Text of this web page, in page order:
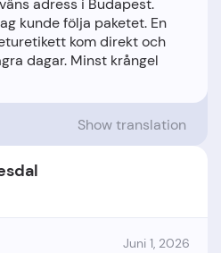
adress i Budapest.
kunde följa paketet. En
kom direkt och
dagar. Minst krångel
Show translation
Juni 1, 2026